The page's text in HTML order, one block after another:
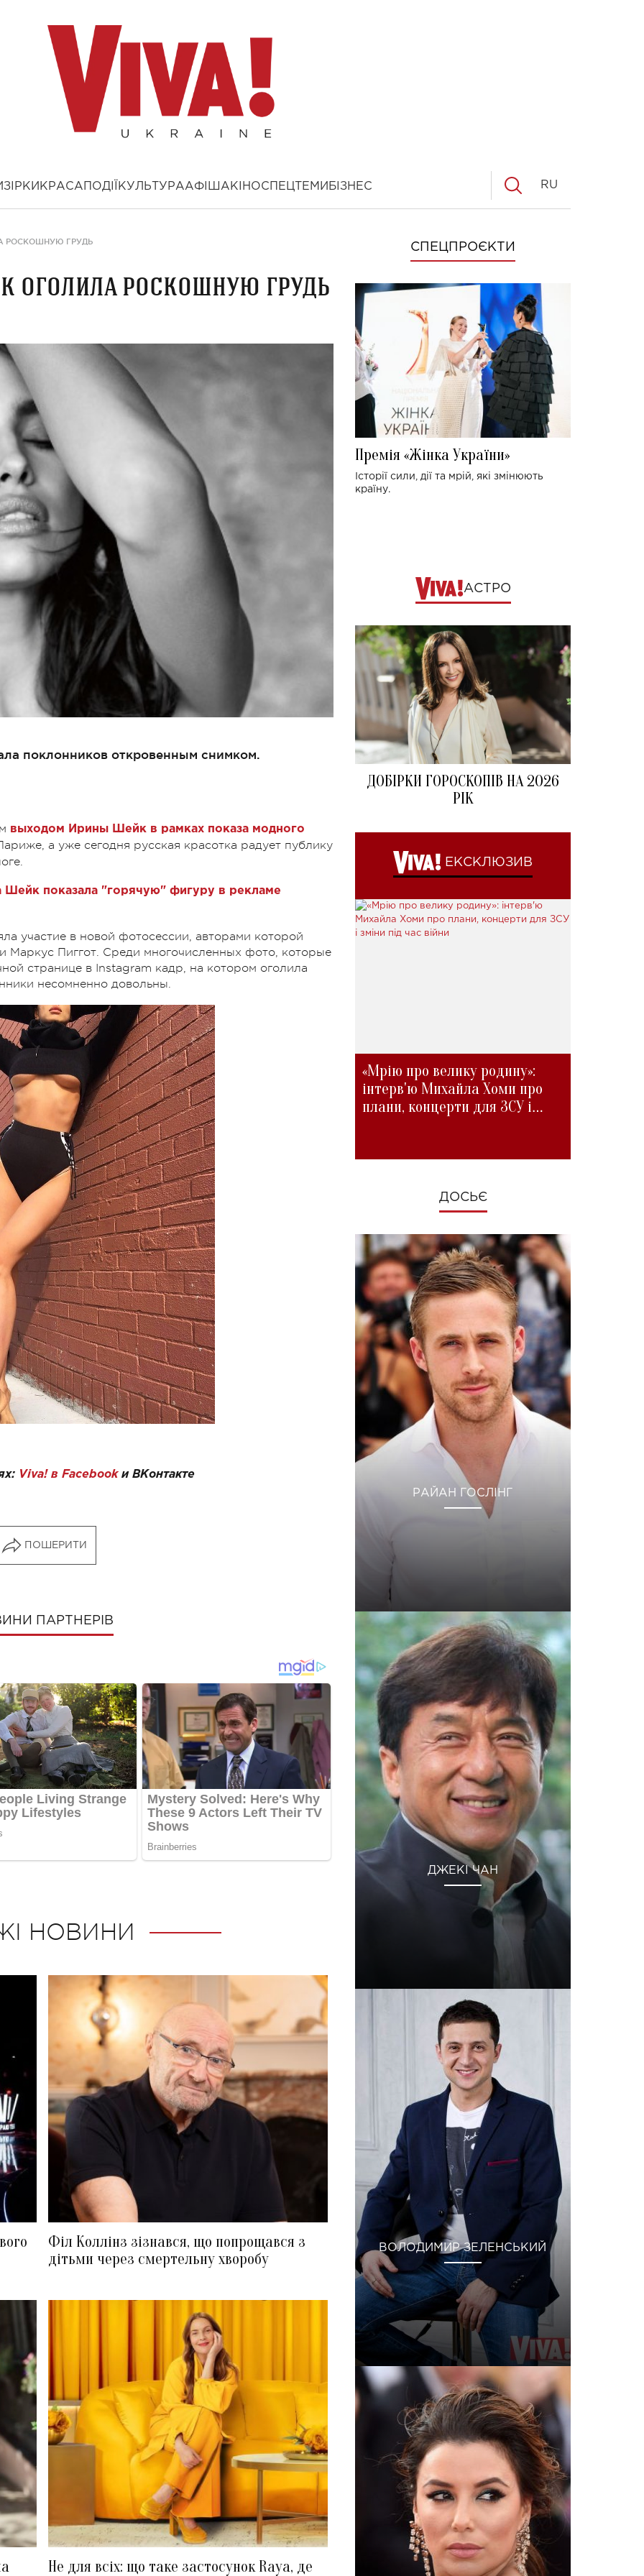
ЗІРКИ КРАСА ПОДІЇ КУЛЬТУРААФІША КІНОСПЕЦТЕМИ БІЗНЕС RU
РОСКОШНУЮ ГРУДЬ
оголила роскошную грудь
поклонников откровенным снимком.
выходом Ирины Шейк в рамках показа модного
а уже сегодня русская красотка радует публику
Шейк показала "горячую" фигуру в рекламе
участие в новой фотосессии, авторами которой
Пиггот. Среди многочисленных фото, которые
странице в Instagram кадр, на котором оголила
несомненно довольны.
Viva! в Facebookи ВКонтакте
ПОШЕРИТИ
ПАРТНЕРІВ
НОВИНИ
Філ Коллінз зізнався, що попрощався з
дітьми через смертельну хворобу
Не для всіх: що таке застосунок Raya, де
СПЕЦПРОЄКТИ
Премія «Жінка України»
Історії сили, дії та мрій, які змінюють
країну.
АСТРО
ДОБІРКИ ГОРОСКОПІВ НА 2026
РІК
ЕКСКЛЮЗИВ
«Мрію про велику родину»:
інтерв'ю Михайла Хоми про
плани, концерти для ЗСУ і
ДОСЬЄ
РАЙАН ГОСЛІНГ
ДЖЕКІ ЧАН
ВОЛОДИМИР ЗЕЛЕНСЬКИЙ